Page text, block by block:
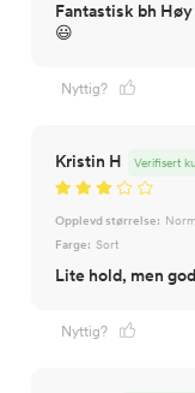
Fantastisk bh
😃
Nyttig?
Kristin H Verifisert
Opplevd størrelse:
Farge: Sort
Lite hold, men
Nyttig?